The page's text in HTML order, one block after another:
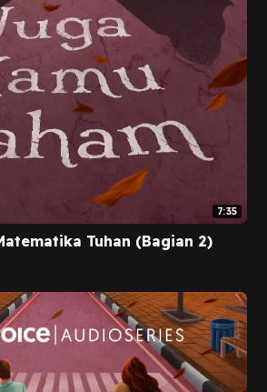
7:35
Tuhan (Bagian 2)